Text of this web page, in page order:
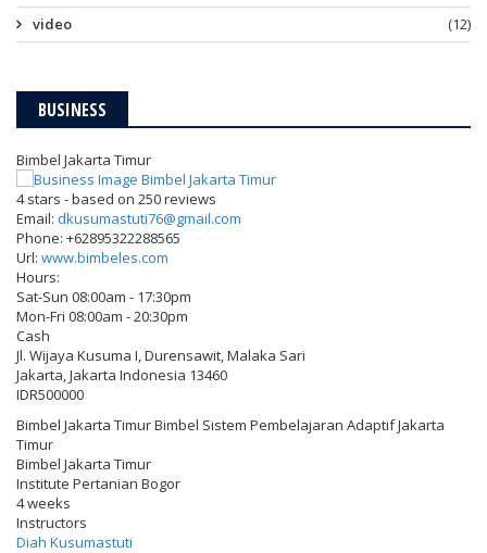
video
(12)
BUSINESS
Bimbel Jakarta Timur
4stars - based on 250reviews
Email: dkusumastuti76@gmail.com
Phone: +62895322288565
Url: www.bimbeles.com
Hours:
Sat-Sun 08:00am - 17:30pm
Mon-Fri 08:00am - 20:30pm
Cash
Jl. Wijaya Kusuma I, Durensawit, Malaka Sari
Jakarta,Jakarta Indonesia 13460
IDR500000
Bimbel Jakarta Timur Bimbel Sistem Pembelajaran Adaptif Jakarta
Timur
Bimbel Jakarta Timur
Institute Pertanian Bogor
4 weeks
Instructors
Diah Kusumastuti